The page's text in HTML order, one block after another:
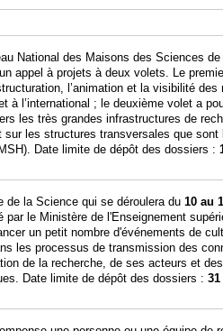
National des Maisons des Sciences de
appel à projets à deux volets. Le
l’animation et la visibilité des
à l’international ; le deuxième volet a
les très grandes infrastructures de
sur les structures transversales que
Date limite de dépôt des dossiers :
de la Science qui se déroulera du 10 au
par le Ministère de l'Enseignement
un petit nombre d'événements de
les processus de transmission des
de la recherche, de ses acteurs et
Date limite de dépôt des dossiers :